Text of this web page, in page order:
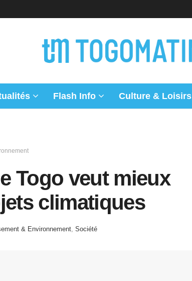
Flash Info Culture & Loisirs
Togo veut mieux
climatiques
& Environnement Société